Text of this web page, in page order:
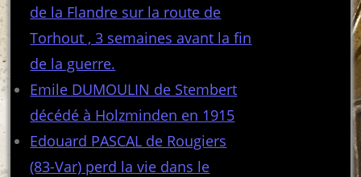
de la Flandre sur la route de
Torhout , 3 semaines avant la fin
de la guerre.
Emile DUMOULIN de Stembert
décédé à Holzminden en 1915
Edouard PASCAL de Rougiers
(83-Var) perd la vie dans le